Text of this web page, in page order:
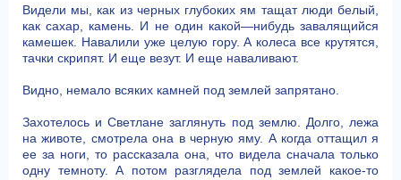
Видели мы, как из черных глубоких ям тащат люди белый,
как сахар, камень. И не один какой—нибудь завалящийся
камешек. Навалили уже целую гору. А колеса все крутятся,
тачки скрипят. И еще везут. И еще наваливают.
Видно, немало всяких камней под землей запрятано.
Захотелось и Светлане заглянуть под землю. Долго, лежа
на животе, смотрела она в черную яму. А когда оттащил я
ее за ноги, то рассказала она, что видела сначала только
одну темноту. А потом разглядела под землей какое-то